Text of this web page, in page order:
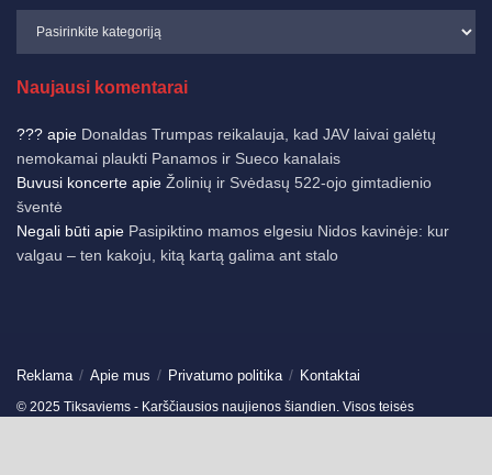
Naujausi komentarai
??? apie Donaldas Trumpas reikalauja, kad JAV laivai galėtų
nemokamai plaukti Panamos ir Sueco kanalais
Buvusi koncerte apie Žolinių ir Svėdasų 522-ojo gimtadienio
šventė
Negali būti apie Pasipiktino mamos elgesiu Nidos kavinėje: kur
valgau – ten kakoju, kitą kartą galima ant stalo
Reklama Apie mus Privatumo politika Kontaktai
© 2025 Tiksaviems - Karščiausios naujienos šiandien. Visos teisės